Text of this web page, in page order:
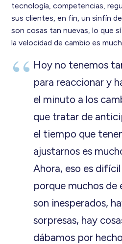
tecnología, competencias,
sus clientes, en fin, un sinfín
son cosas tan nuevas, lo que
la velocidad de cambio es
Hoy no tenemos
para reaccionar y
el minuto a los
que tratar de
el tiempo que
ajustarnos es
Ahora, eso es
porque muchos de
son inesperados,
sorpresas, hay
dábamos por